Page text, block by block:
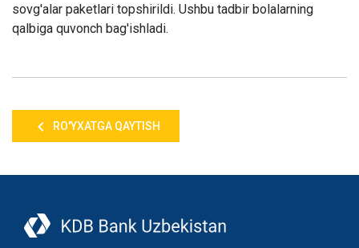
sovg'alar paketlari topshirildi. Ushbu tadbir bolalarning
qalbiga quvonch bag'ishladi.
RO'YXATGA QAYTISH